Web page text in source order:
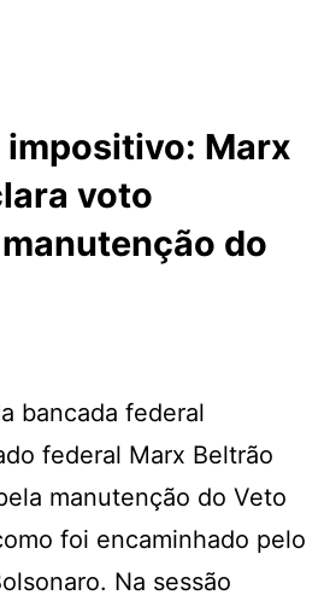
Marx
voto
do
bancada federal
federal Marx Beltrão
manutenção do Veto
foi encaminhado pelo
Na sessão